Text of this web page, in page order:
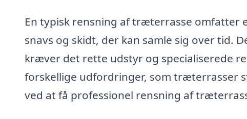
En typisk rensning af træterrasse omfatter
snavs og skidt, der kan samle sig over tid.
kræver det rette udstyr og specialiserede
forskellige udfordringer, som træterrasser
ved at få professionel rensning af